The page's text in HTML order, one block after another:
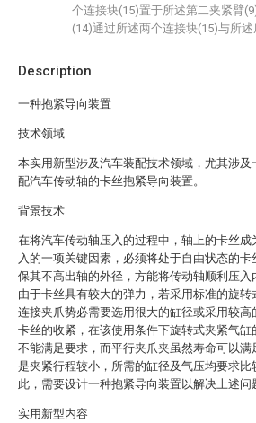
Description
一种抱紧导向装置
技术领域
本实用新型涉及汽车装配技术领域，尤其涉及
配汽车传动轴的卡丝抱紧导向装置。
背景技术
在将汽车传动轴压入的过程中，轴上的卡丝成
入的一项关键因素，必须将处于自由状态的卡
保其不高出轴的外径，方能将传动轴顺利压入
由于卡丝具有较大的弹力，若采用标准的旋转
连接夹爪势必需要选用很大的缸径或采用较高
卡丝的收紧，在该使用条件下旋转式夹紧气缸
不能满足要求，而平行夹爪夹虽然寿命可以满
是夹紧行程较小，所需的缸径及气压均要求比
此，需要设计一种抱紧导向装置以解决上述问
实用新型内容
个连接块(15)置于所述第二夹紧臂
(14)通过所述两个连接块(15)与所述